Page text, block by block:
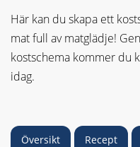
Här kan du skapa ett
mat full av matglädje!
kostschema kommer du
idag.
Översikt Recept